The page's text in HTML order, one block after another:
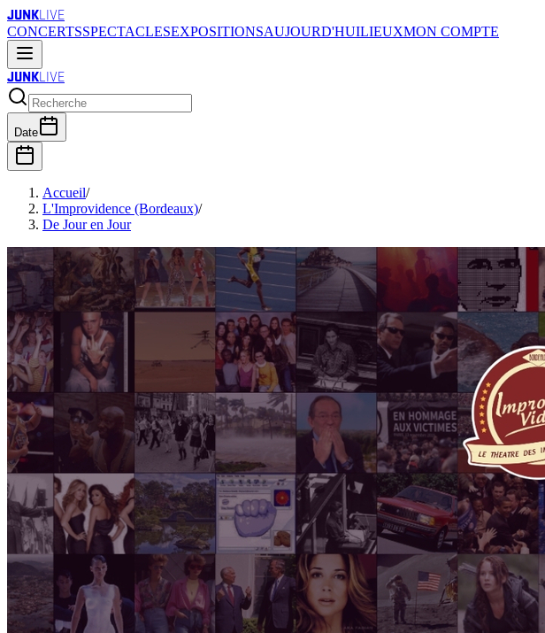
JUNKLIVE
CONCERTSSPECTACLESEXPOSITIONSAUJOURD'HUILIEUXMON COMPTE
JUNKLIVE
Date
Accueil/
L'Improvidence (Bordeaux)/
De Jour en Jour